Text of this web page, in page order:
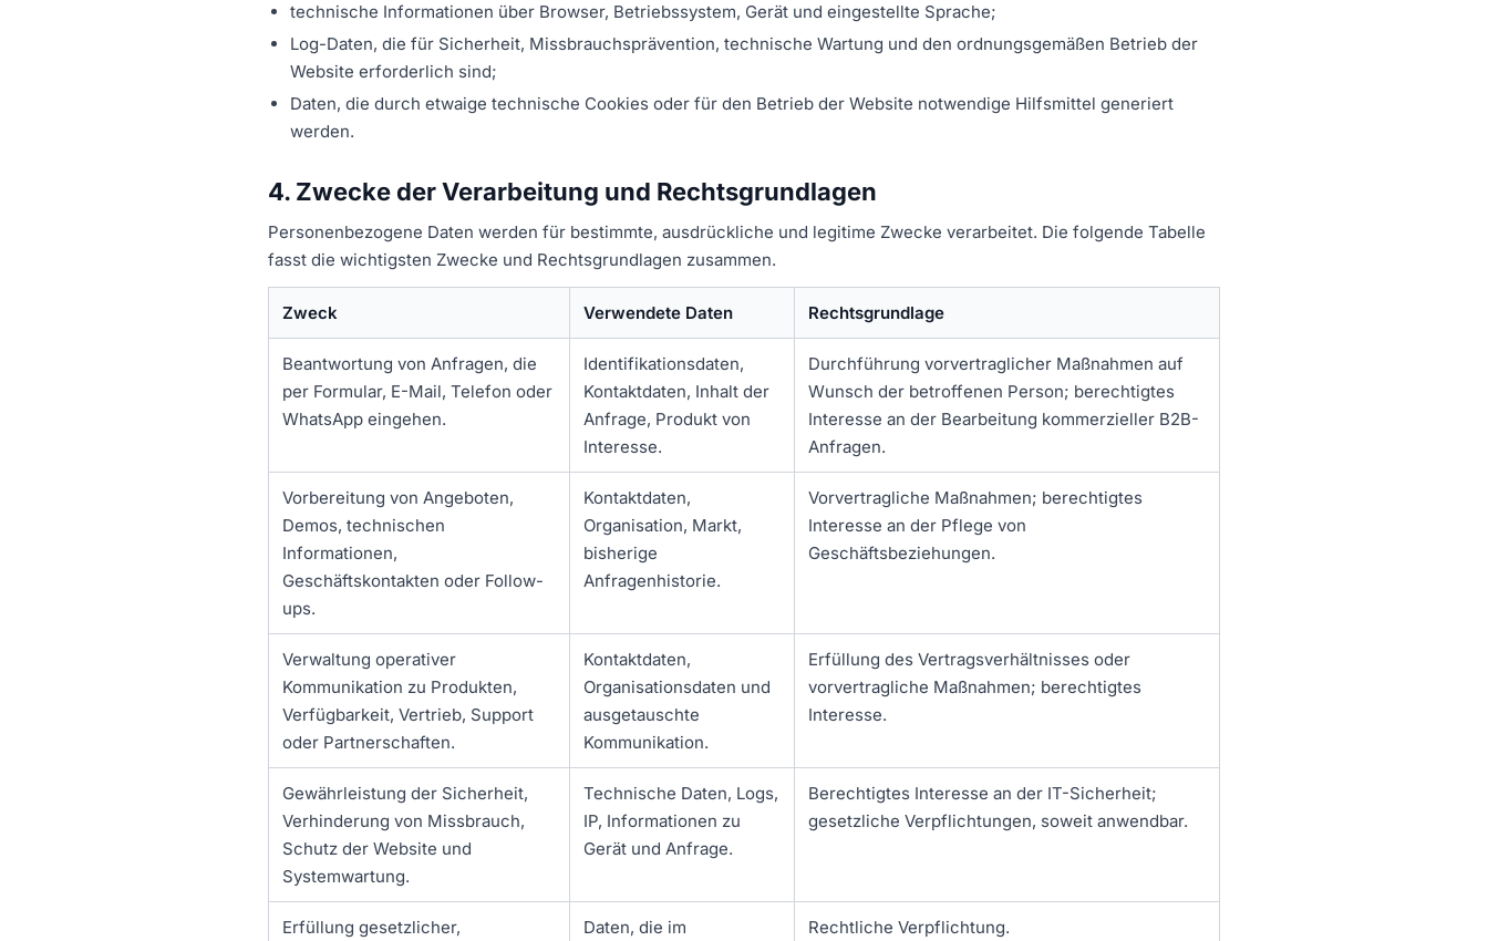
technische Informationen über Browser, Betriebssystem, Gerät und eingestellte Sprache;
Log-Daten, die für Sicherheit, Missbrauchsprävention, technische Wartung und den ordnungsgemäßen Betrieb der
Website erforderlich sind;
Daten, die durch etwaige technische Cookies oder für den Betrieb der Website notwendige Hilfsmittel generiert
werden.
4. Zwecke der Verarbeitung und Rechtsgrundlagen
Personenbezogene Daten werden für bestimmte, ausdrückliche und legitime Zwecke verarbeitet. Die folgende Tabelle
fasst die wichtigsten Zwecke und Rechtsgrundlagen zusammen.
Zweck Verwendete Daten Rechtsgrundlage
Beantwortung von Anfragen, die
per Formular, E-Mail, Telefon oder
WhatsApp eingehen.
Identifikationsdaten,
Kontaktdaten, Inhalt der
Anfrage, Produkt von
Interesse.
Durchführung vorvertraglicher Maßnahmen auf
Wunsch der betroffenen Person; berechtigtes
Interesse an der Bearbeitung kommerzieller B2B-
Anfragen.
Vorbereitung von Angeboten,
Demos, technischen
Informationen,
Geschäftskontakten oder Follow-
ups.
Kontaktdaten,
Organisation, Markt,
bisherige
Anfragenhistorie.
Vorvertragliche Maßnahmen; berechtigtes
Interesse an der Pflege von
Geschäftsbeziehungen.
Verwaltung operativer
Kommunikation zu Produkten,
Verfügbarkeit, Vertrieb, Support
oder Partnerschaften.
Kontaktdaten,
Organisationsdaten und
ausgetauschte
Kommunikation.
Erfüllung des Vertragsverhältnisses oder
vorvertragliche Maßnahmen; berechtigtes
Interesse.
Gewährleistung der Sicherheit,
Verhinderung von Missbrauch,
Schutz der Website und
Systemwartung.
Technische Daten, Logs,
IP, Informationen zu
Gerät und Anfrage.
Berechtigtes Interesse an der IT-Sicherheit;
gesetzliche Verpflichtungen, soweit anwendbar.
Erfüllung gesetzlicher,
Daten, die im
Rechtliche Verpflichtung.